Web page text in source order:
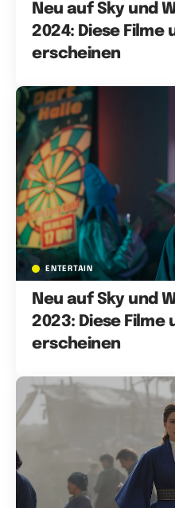
Neu auf Sky und
2024: Diese Filme
erscheinen
ENTERTAIN
Neu auf Sky und
2023: Diese Filme
erscheinen